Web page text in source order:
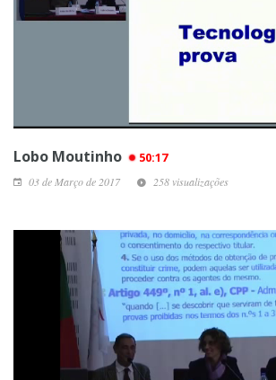
Lobo Moutinho 50:17
03 de Março de 2017 258 visualizações